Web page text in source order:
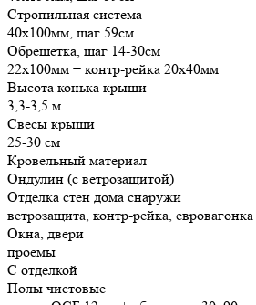
Стропильная система
40х100мм, шаг 59см
Обрешетка, шаг 14-30см
22х100мм + контр-рейка 20х40мм
Высота конька крыши
3,3-3,5 м
Свесы крыши
25-30 см
Кровельный материал
Ондулин (с ветрозащитой)
Отделка стен дома снаружи
ветрозащита, контр-рейка, евровагонка
Окна, двери
проемы
С отделкой
Полы чистовые